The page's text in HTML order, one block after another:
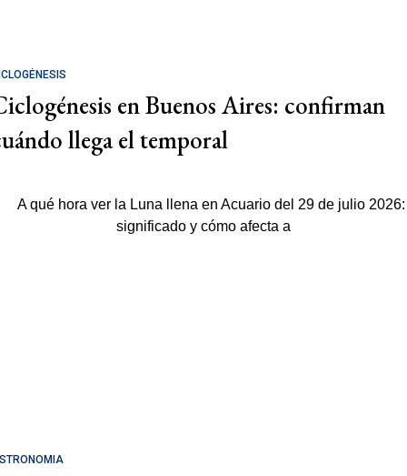
en Buenos Aires: confirman
llega el temporal